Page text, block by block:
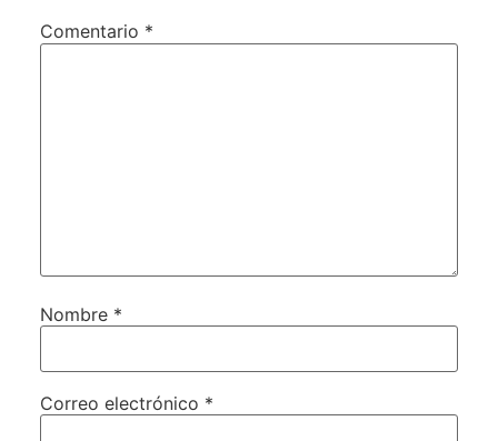
Comentario *
Nombre *
Correo electrónico *